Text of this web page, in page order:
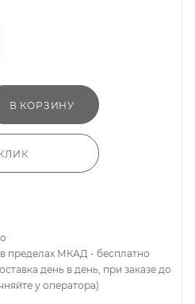
В КОРЗИНУ
пределах МКАД - бесплатно
день в день, при заказе до
у оператора)